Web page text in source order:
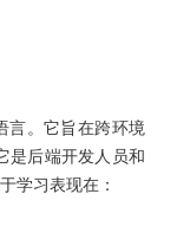
言。它旨在跨环境
后端开发人员和
学习表现在：